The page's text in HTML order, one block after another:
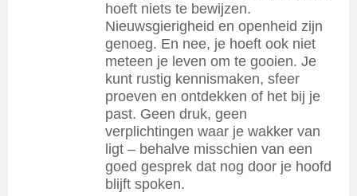
hoeft niets te bewijzen.
Nieuwsgierigheid en openheid zijn
genoeg. En nee, je hoeft ook niet
meteen je leven om te gooien. Je
kunt rustig kennismaken, sfeer
proeven en ontdekken of het bij je
past. Geen druk, geen
verplichtingen waar je wakker van
ligt – behalve misschien van een
goed gesprek dat nog door je hoofd
blijft spoken.